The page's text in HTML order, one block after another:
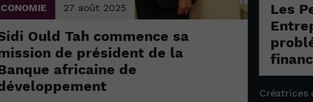
27 août 2025
Ould Tah commence sa
de président de la
africaine de
Les
Créatrices